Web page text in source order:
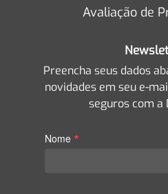
Avaliação de
Preencha seus dados
novidades em seu e-
seguros com a
Nome *